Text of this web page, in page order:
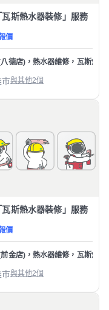
計規劃訂做免費丈量 熱水器
瓦斯熱水器裝修」服務
價
德店)，熱水器維修，瓦斯爐
市與其他2個
叔叔，冷氣維修，空調維修，
瓦斯熱水器裝修」服務
價
金店)，熱水器維修，瓦斯爐
市與其他2個